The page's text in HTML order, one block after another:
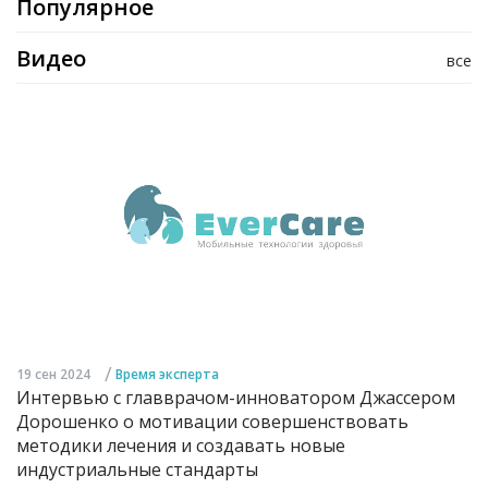
Популярное
все
Видео
19 сен 2024 / Время эксперта
Интервью с главврачом-инноватором Джассером
Дорошенко о мотивации совершенствовать
методики лечения и создавать новые
индустриальные стандарты